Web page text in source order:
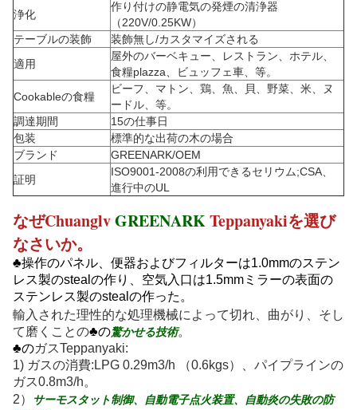
浄化
作り付けの静電気の発煙の清浄器
（220V/0.25KW）
テーブルの装飾
装飾無し/カスタマイズされる
適用
屋外のバーベキュー、レストラン、ホテル、
食糧plazza、ビュッフェ車、等。
Cookableの食糧
ビーフ、マトン、鶏、魚、貝、野菜、米、ヌ
ードル、等。
調達期間
15の仕事日
包装
標準的な出荷の木の場合
ブランド
GREENARK/OEM
証明
ISO9001-2008の利用できるセリウム;CSA、
進行中のUL
なぜChuanglvGREENARKTeppanyakiを選び
なさいか。
♣操作のパネル、便器およびフィルターは1.0mmのステン
レス製のstealの作り、空気入口は1.5mmミラーの表面の
ステンレス製のstealの作った。
輸入された理性的な処理機械によって切れ、曲がり、そし
て磨くことの♣の驚かせる技術。
♣のガスTeppanyaki:
1) ガスの消費:LPG 0.29m3/h （0.6kgs）、パイプラインの
ガス0.8m3/h。
2）
サーモスタット制御、自動電子点火装置、自動炎の失敗の防